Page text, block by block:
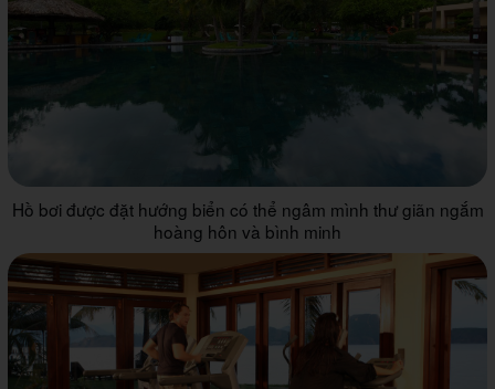
Hồ bơi được đặt hướng biển có thể ngâm mình thư giãn ngắm
hoàng hôn và bình minh